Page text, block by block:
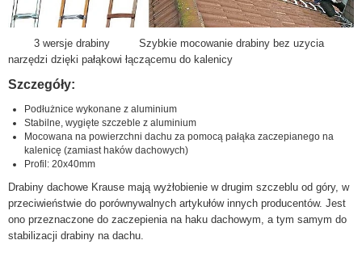
3 wersje drabiny Szybkie mocowanie drabiny bez uzycia
narzędzi dzięki pałąkowi łączącemu do kalenicy
Szczegóły:
Podłużnice wykonane z aluminium
Stabilne, wygięte szczeble z aluminium
Mocowana na powierzchni dachu za pomocą pałąka zaczepianego na
kalenicę (zamiast haków dachowych)
Profil: 20x40mm
Drabiny dachowe Krause mają wyżłobienie w drugim szczeblu od góry, w
przeciwieństwie do porównywalnych artykułów innych producentów. Jest
ono przeznaczone do zaczepienia na haku dachowym, a tym samym do
stabilizacji drabiny na dachu.